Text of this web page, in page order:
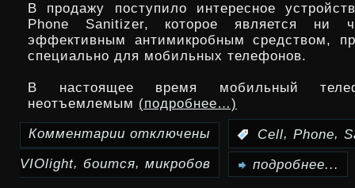
В продажу поступило интересное
Phone Sanitizer, которое является ни
эффективным антимикробным средством,
специально для мобильных телефонов.
В настоящее время мобильный
неотъемлемым (подробнее…)
Комментарии
записи
отключены Cell, Phone,
VIOlight, боится, микробов подробнее...